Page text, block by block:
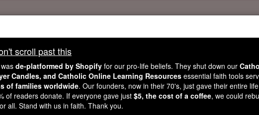
scroll past this
readers, Catholic Online wasde-platformed by Shopifyfor our pro-life
Online School, Prayer Candles, and Catholic Online Learning
students and millions of families worldwide . Our founders, now in
this mission. But fewer than 2% of readers donate. If everyone gave just
scroll past this
de-platformed by Shopify for our pro-life beliefs. They shut down our
Candles, and Catholic Online Learning Resources essential faith tools
of families worldwide. Our founders, now in their 70's, just gave their entire
of readers donate. If everyone gave just $5, the cost of a coffee, we could
all. Stand with us in faith. Thank you.